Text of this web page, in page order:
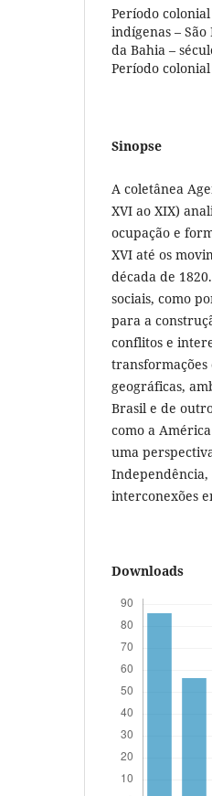
Período
indígenas –
da Bahia –
Período colonial
Sinopse
A coletânea
XVI ao XIX)
ocupação e
XVI até os
década de
sociais, como
para a
conflitos e
transformações
geográficas,
Brasil e de
como a
uma
interconexões
Downloads